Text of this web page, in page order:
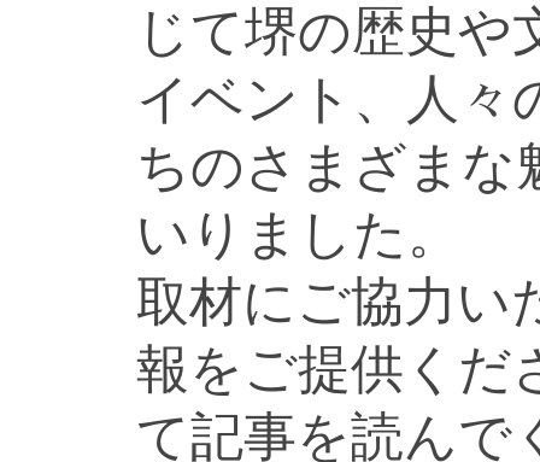
じて堺の歴史や
イベント、人々
ちのさまざまな
いりました。
取材にご協力い
報をご提供くだ
て記事を読んで